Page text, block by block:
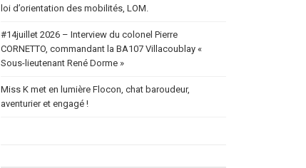
loi d’orientation des mobilités, LOM.
#14juillet 2026 – Interview du colonel Pierre
CORNETTO, commandant la BA107 Villacoublay «
Sous-lieutenant René Dorme »
Miss K met en lumière Flocon, chat baroudeur,
aventurier et engagé !